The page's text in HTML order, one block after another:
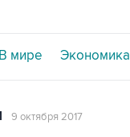
В мире Экономика
9 октября 2017